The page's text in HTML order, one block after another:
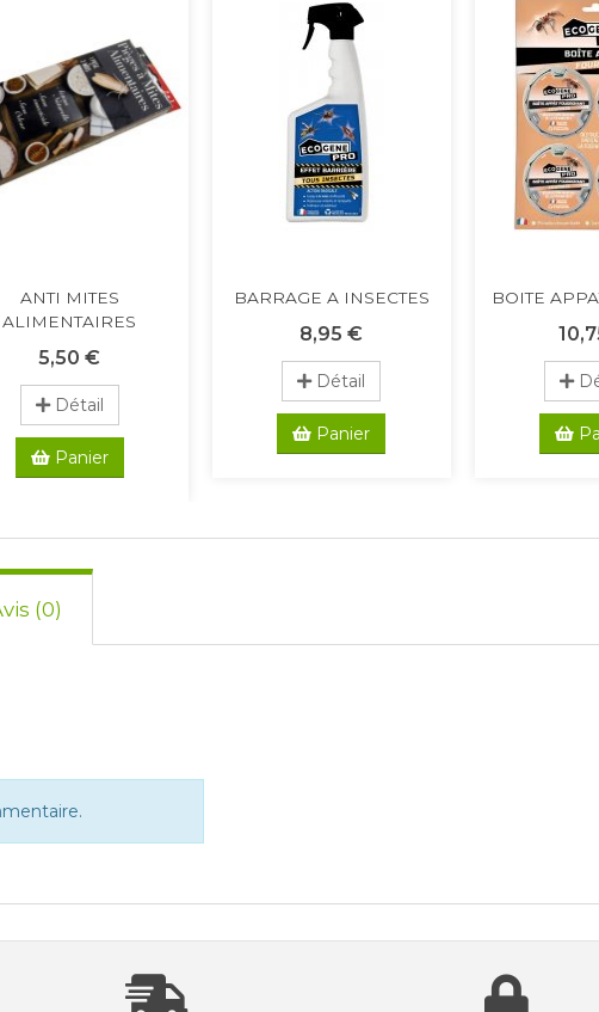
ANTI MITES
ALIMENTAIRES
5,50 €
Détail
Panier
BARRAGE A INSECTES
8,95 €
Détail
Panier
BOITE
(0)